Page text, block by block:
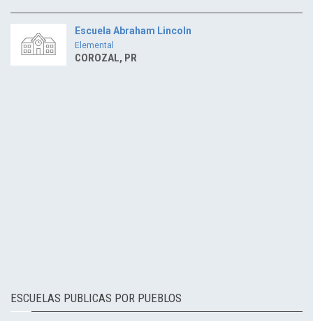
Escuela Abraham Lincoln
Elemental
COROZAL, PR
ESCUELAS PUBLICAS POR PUEBLOS